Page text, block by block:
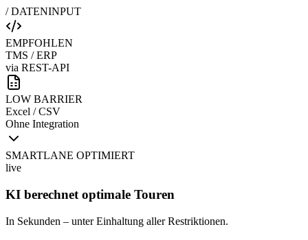
/ DATENINPUT
EMPFOHLEN
TMS / ERP
via REST-API
LOW BARRIER
Excel / CSV
Ohne Integration
SMARTLANE OPTIMIERT
live
KI berechnet optimale Touren
In Sekunden – unter Einhaltung aller Restriktionen.